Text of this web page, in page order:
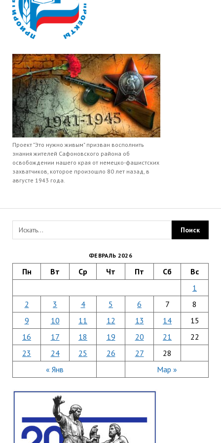
Проект "Это нужно живым" призван восполнить
знания жителей Сафоновского района об
освобождении нашего края от немецко-фашистских
захватчиков, которое произошло 80 лет назад, в
августе 1943 года.
ФЕВРАЛЬ 2026
Пн Вт Ср Чт Пт Сб Вс
« Янв Мар »
1
2
3 4 5 6 7
8
9
10 11 12 13 14
15
16
17 18 19 20 21
22
23
24 25 26 27 28